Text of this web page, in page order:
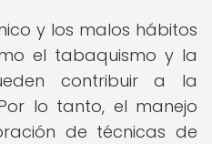
y los malos hábitos
el tabaquismo y la
contribuir a la
lo tanto, el manejo
de técnicas de